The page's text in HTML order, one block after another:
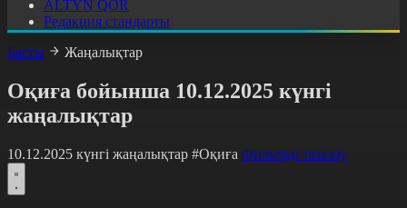
ALTYN QOR
Редакция стандарты
Басты
Жаңалықтар
Оқиға бойынша 10.12.2025 күнгі
жаңалықтар
10.12.2025 күнгі жаңалықтар #Оқиға Фильтрді тазалау